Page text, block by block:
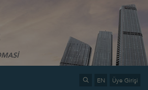
EN Üye Girişi